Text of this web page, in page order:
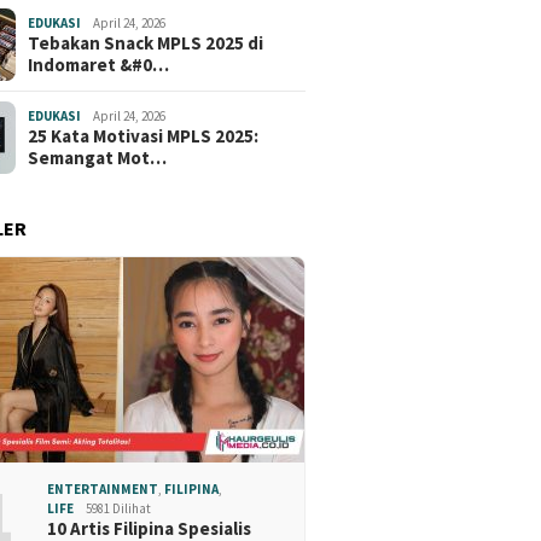
EDUKASI April 24, 2026
Tebakan Snack MPLS 2025 di
Indomaret &#0…
EDUKASI April 24, 2026
25 Kata Motivasi MPLS 2025:
Semangat Mot…
ENTERTAINMENT FILIPINA
LIFE
5981 Dilihat
10 Artis Filipina Spesialis